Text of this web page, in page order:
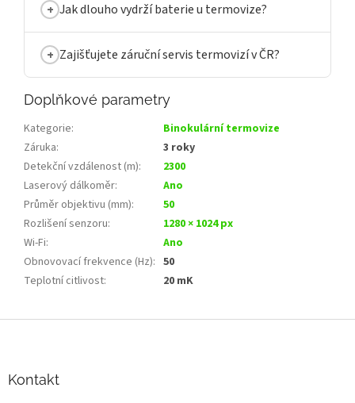
Jak dlouho vydrží baterie u termovize?
Zajišťujete záruční servis termovizí v ČR?
Doplňkové parametry
Kategorie:
Binokulární termovize
Záruka:
3 roky
Detekční vzdálenost (m):
2300
Laserový dálkoměr:
Ano
Průměr objektivu (mm):
50
Rozlišení senzoru:
1280 × 1024 px
Wi‑Fi:
Ano
Obnovovací frekvence (Hz): 50
Teplotní citlivost: 20 mK
Kontakt